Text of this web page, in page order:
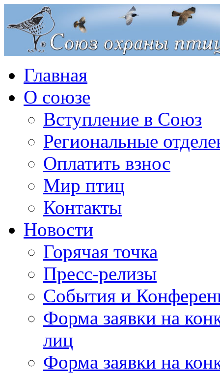
Главная
О союзе
Вступление в Союз
Региональные
Оплатить взнос
Мир птиц
Контакты
Новости
Горячая точка
Пресс-релизы
События и
Форма заявки на
лиц
Форма заявки на